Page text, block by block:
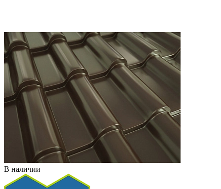
В наличии